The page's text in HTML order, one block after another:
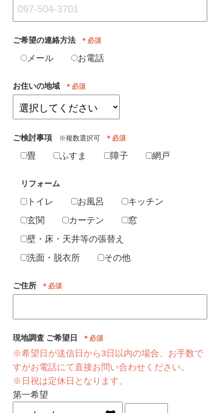
ご希望の連絡方法 ＊必須
メール お電話
お住いの地域 ＊必須
ご検討事項 ※複数選択可 ＊必須
畳 ふすま 障子 網戸
リフォーム
トイレ お風呂
キッチン
玄関
カーテン
窓
壁・床・天井等の張替え
洗面・脱衣所
その他
ご住所 ＊必須
現地調査 ご希望日 ＊必須
※希望日が送信日から3日以内の場合、お手数で
すがお電話にて直接お問い合わせください。
※日祝は定休日となります。
第一希望